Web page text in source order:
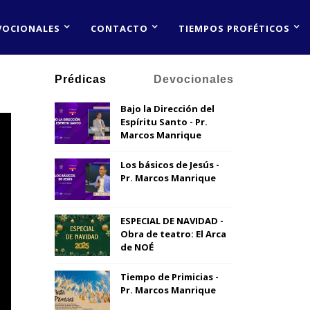
CONTACTO TIEMPOS PROFÉTICOS
Prédicas Devocionales
Bajo la Dirección del
Espíritu Santo - Pr.
Marcos Manrique
Los básicos de Jesús -
Pr. Marcos Manrique
ESPECIAL DE NAVIDAD -
Obra de teatro: El Arca
de NOÉ
Tiempo de Primicias -
Pr. Marcos Manrique